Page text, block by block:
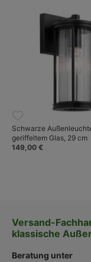
Schwarze
geriffeltem Glas, 29 cm
149,00 €
Versand-
klassische
Beratung unter